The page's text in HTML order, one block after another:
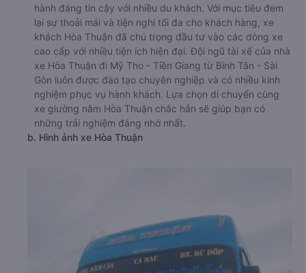
hành đáng tin cậy với nhiều du khách. Với mục tiêu đem
lại sự thoải mái và tiện nghi tối đa cho khách hàng, xe
khách Hòa Thuận đã chú trọng đầu tư vào các dòng xe
cao cấp với nhiều tiện ích hiện đại. Đội ngũ tài xế của nhà
xe Hòa Thuận đi Mỹ Tho - Tiền Giang từ Bình Tân - Sài
Gòn luôn được đào tạo chuyên nghiệp và có nhiều kinh
nghiệm phục vụ hành khách. Lựa chọn di chuyển cùng
xe giường nằm Hòa Thuận chắc hẳn sẽ giúp bạn có
những trải nghiệm đáng nhớ nhất.
b. Hình ảnh xe Hòa Thuận